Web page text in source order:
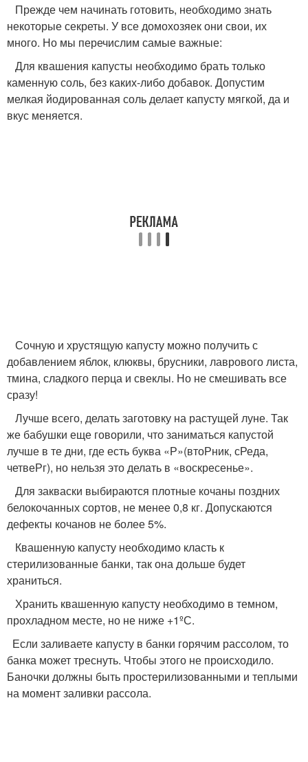
Прежде чем начинать готовить, необходимо знать
некоторые секреты. У все домохозяек они свои, их
много. Но мы перечислим самые важные:
Для квашения капусты необходимо брать только
каменную соль, без каких-либо добавок. Допустим
мелкая йодированная соль делает капусту мягкой, да и
вкус меняется.
Сочную и хрустящую капусту можно получить с
добавлением яблок, клюквы, брусники, лаврового листа,
тмина, сладкого перца и свеклы. Но не смешивать все
сразу!
Лучше всего, делать заготовку на растущей луне. Так
же бабушки еще говорили, что заниматься капустой
лучше в те дни, где есть буква «Р»(втоРник, сРеда,
четвеРг), но нельзя это делать в «воскресенье».
Для закваски выбираются плотные кочаны поздних
белокочанных сортов, не менее 0,8 кг. Допускаются
дефекты кочанов не более 5%.
Квашенную капусту необходимо класть к
стерилизованные банки, так она дольше будет
храниться.
Хранить квашенную капусту необходимо в темном,
прохладном месте, но не ниже +1ºС.
Если заливаете капусту в банки горячим рассолом, то
банка может треснуть. Чтобы этого не происходило.
Баночки должны быть простерилизованными и теплыми
на момент заливки рассола.